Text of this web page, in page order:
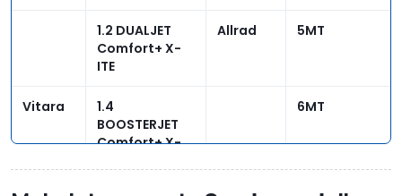
1.2 DUALJET
Comfort+ X-
ITE
Allrad 5MT
Vitara
1.4
BOOSTERJET
Comfort+ X-
6MT